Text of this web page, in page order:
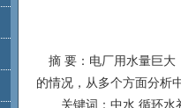
摘 要：电厂用水量巨大
的情况，从多个方面分析
关键词：中水 循环水